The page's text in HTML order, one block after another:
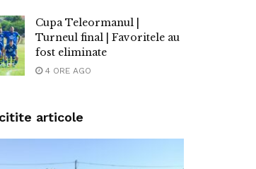
Cupa Teleormanul |
Turneul final | Favoritele au
fost eliminate
4 ORE AGO
articole